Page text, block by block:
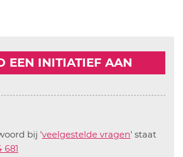
EEN INITIATIEF AAN
bij 'veelgestelde vragen' staat
681